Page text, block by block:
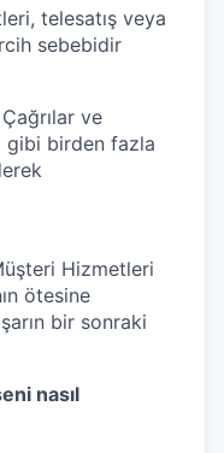
telesatış veya
sebebidir
ve
gibi birden fazla
Hizmetleri
ötesine
bir sonraki
nasıl